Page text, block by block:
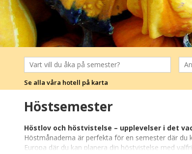
Se alla våra hotell på karta
Höstsemester
Höstlov och höstvistelse – upplevelser i det
Höstmånaderna är perfekta för en semester där du
Europa där du kan planera din höstvistelse med